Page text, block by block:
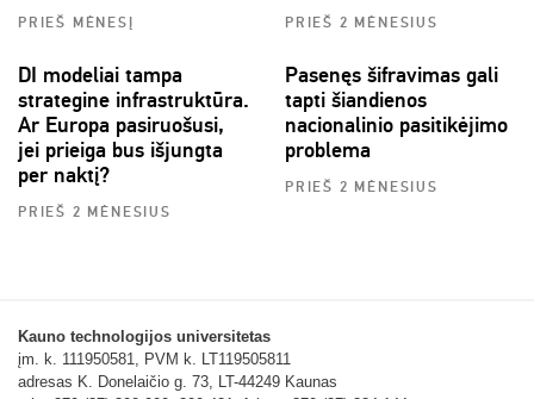
PRIEŠ MĖNESĮ PRIEŠ 2 MĖNESIUS
DI modeliai tampa
strategine infrastruktūra.
Ar Europa pasiruošusi,
jei prieiga bus išjungta
per naktį?
PRIEŠ 2 MĖNESIUS
Pasenęs šifravimas gali
tapti šiandienos
nacionalinio pasitikėjimo
problema
PRIEŠ 2 MĖNESIUS
Kauno technologijos universitetas
įm. k. 111950581, PVM k. LT119505811
adresas K. Donelaičio g. 73, LT-44249 Kaunas